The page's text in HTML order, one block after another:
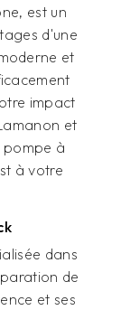
est un
d'une
et
impact
et
pompe à
à votre
dans
de
et ses